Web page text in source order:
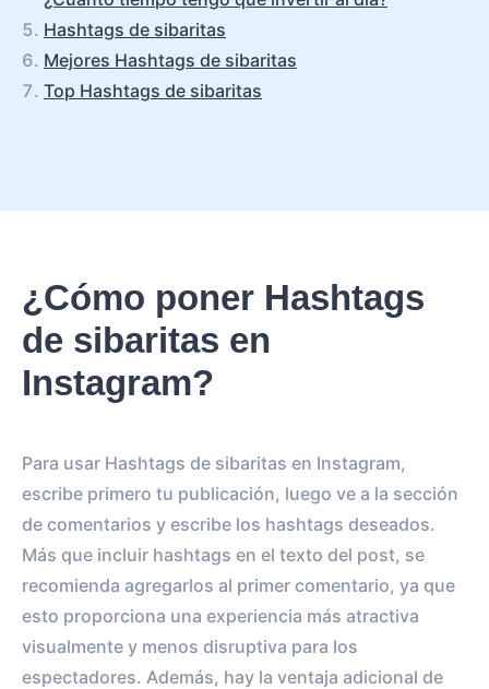
Hashtags de sibaritas
Mejores Hashtags de sibaritas
Top Hashtags de sibaritas
¿Cómo poner Hashtags
de sibaritas en
Instagram?
Para usar Hashtags de sibaritas en Instagram,
escribe primero tu publicación, luego ve a la sección
de comentarios y escribe los hashtags deseados.
Más que incluir hashtags en el texto del post, se
recomienda agregarlos al primer comentario, ya que
esto proporciona una experiencia más atractiva
visualmente y menos disruptiva para los
espectadores. Además, hay la ventaja adicional de